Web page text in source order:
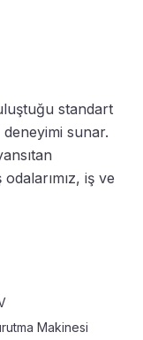
standart
sunar.
iş ve
Makinesi